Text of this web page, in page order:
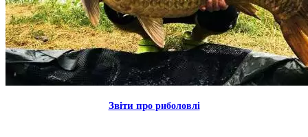
Звiти про риболовлi